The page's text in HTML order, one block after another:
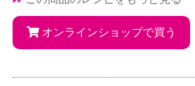
オンラインショップで買う